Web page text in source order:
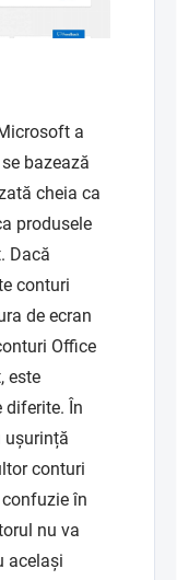
a
bazează
cheia ca
produsele
Dacă
conturi
de ecran
Office
este
diferite. În
ușurință
conturi
în
nu va
același